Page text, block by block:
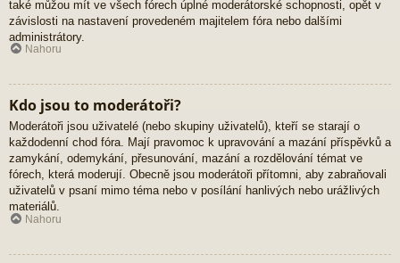
také můžou mít ve všech fórech úplné moderátorské schopnosti, opět v
závislosti na nastavení provedeném majitelem fóra nebo dalšími
administrátory.
Nahoru
Kdo jsou to moderátoři?
Moderátoři jsou uživatelé (nebo skupiny uživatelů), kteří se starají o
každodenní chod fóra. Mají pravomoc k upravování a mazání příspěvků a
zamykání, odemykání, přesunování, mazání a rozdělování témat ve
fórech, která moderují. Obecně jsou moderátoři přítomni, aby zabraňovali
uživatelů v psaní mimo téma nebo v posílání hanlivých nebo urážlivých
materiálů.
Nahoru